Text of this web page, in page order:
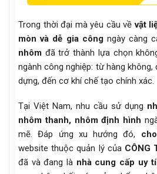
Trong thời đại mà yêu cầu vềvật
mòn và dễ gia côngngày càng
nhôm đã trở thành lựa chọn
ngành công nghiệp: từ hàng
dựng, đến cơ khí chế tạo chính xác.
Tại Việt Nam, nhu cầu sử dụng
nhôm thanh, nhôm định hình
mẽ. Đáp ứng xu hướng đó,
website thuộc quản lý của CÔNG
đã và đang là nhà cung cấp uy